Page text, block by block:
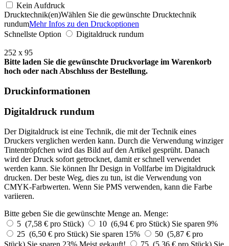
Kein Aufdruck
Drucktechnik(en)Wählen Sie die gewünschte Drucktechnik
rundumMehr Infos zu den Druckoptionen
Schnellste Option
Digitaldruck rundum
252 x 95
Bitte laden Sie die gewünschte Druckvorlage im Warenkorb
hoch oder nach Abschluss der Bestellung.
Druckinformationen
Digitaldruck rundum
Der Digitaldruck ist eine Technik, die mit der Technik eines
Druckers verglichen werden kann. Durch die Verwendung winziger
Tintentröpfchen wird das Bild auf den Artikel gesprüht. Danach
wird der Druck sofort getrocknet, damit er schnell verwendet
werden kann. Sie können Ihr Design in Vollfarbe im Digitaldruck
drucken. Der beste Weg, dies zu tun, ist die Verwendung von
CMYK-Farbwerten. Wenn Sie PMS verwenden, kann die Farbe
variieren.
Bitte geben Sie die gewünschte Menge an. Menge:
5 (7,58 € pro Stück)
10 (6,94 € pro Stück) Sie sparen 9%
25 (6,50 € pro Stück) Sie sparen 15%
50 (5,87 € pro
Stück) Sie sparen 23% Meist gekauft! 75 (5,36 € pro Stück) Sie